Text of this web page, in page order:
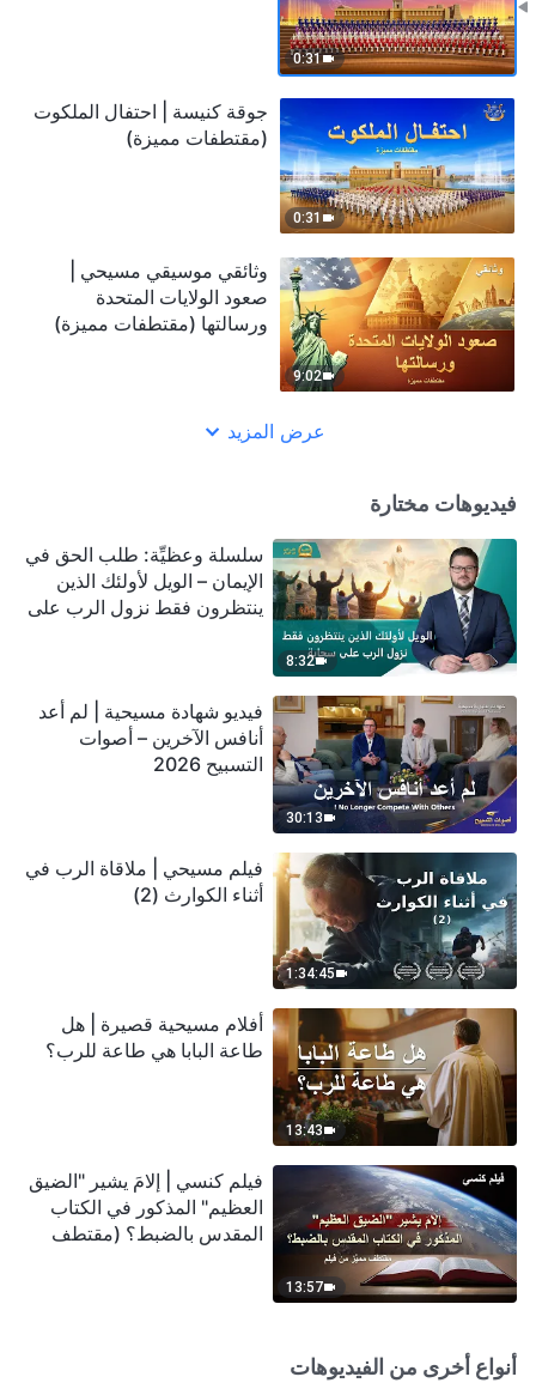
0:31
0:31
جوقة كنيسة | احتفال الملكوت
(مقتطفات مميزة)
9:02
وثائقي موسيقي مسيحي |
صعود الولايات المتحدة
ورسالتها (مقتطفات مميزة)
عرض المزيد
فيديوهات مختارة
8:32
سلسلة وعظيِّة: طلب الحق في
الإيمان – الويل لأولئك الذين
ينتظرون فقط نزول الرب على
30:13
فيديو شهادة مسيحية | لم أعد
أنافس الآخرين – أصوات
التسبيح 2026
1:34:45
فيلم مسيحي | ملاقاة الرب في
أثناء الكوارث (2)
13:43
أفلام مسيحية قصيرة | هل
طاعة البابا هي طاعة للرب؟
13:57
فيلم كنسي | إلامَ يشير "الضيق
العظيم" المذكور في الكتاب
المقدس بالضبط؟ (مقتطف
أنواع أخرى من الفيديوهات